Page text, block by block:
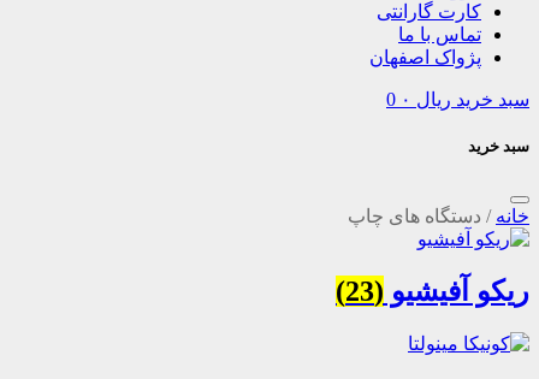
کارت گارانتی
تماس با ما
پژواک اصفهان
سبد خرید ریال 0
سبد خرید
خانه / دستگاه های چاپ
ریکو آفیشیو (23)